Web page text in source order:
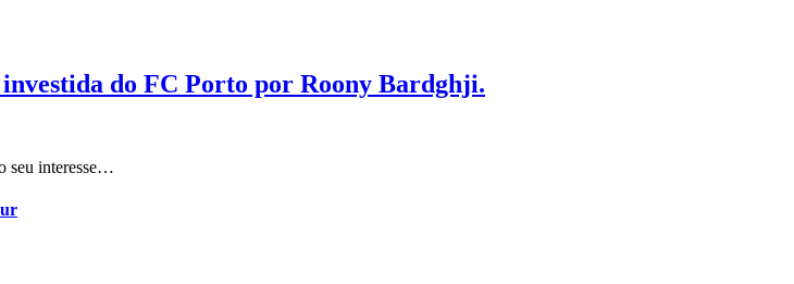
do FC Porto por Roony Bardghji.
seu interesse…